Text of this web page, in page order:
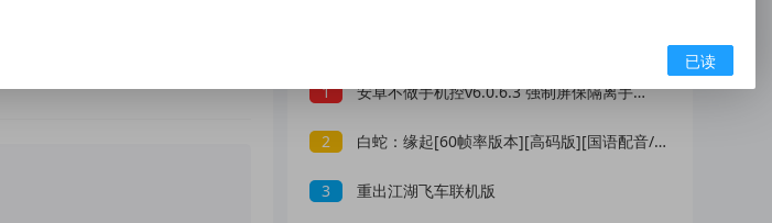
1 安卓不做手机控v6.0.6.3 强制屏保隔离手机 更新置顶
2 白蛇：缘起[60帧率版本][高码版][国语配音/中文字幕]
3 重出江湖飞车联机版
已读